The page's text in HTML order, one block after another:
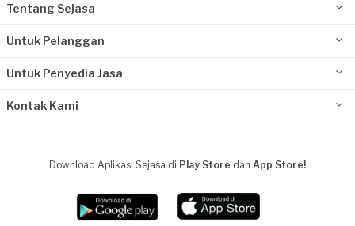
Tentang Sejasa
Untuk Pelanggan
Untuk Penyedia Jasa
Kontak Kami
Download Aplikasi Sejasa di Play Store dan App Store!